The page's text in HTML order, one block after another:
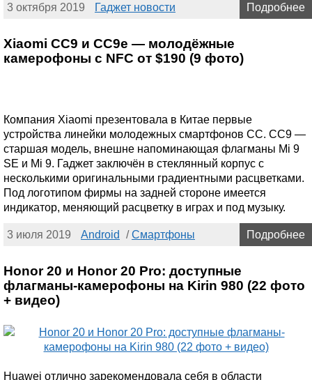
3 октября 2019 Гаджет новости Подробнее
Xiaomi CC9 и CC9e — молодёжные
камерофоны с NFC от $190 (9 фото)
Компания Xiaomi презентовала в Китае первые
устройства линейки молодежных смартфонов CC. CC9 —
старшая модель, внешне напоминающая флагманы Mi 9
SE и Mi 9. Гаджет заключён в стеклянный корпус с
несколькими оригинальными градиентными расцветками.
Под логотипом фирмы на задней стороне имеется
индикатор, меняющий расцветку в играх и под музыку.
3 июля 2019 Android /Смартфоны Подробнее
Honor 20 и Honor 20 Pro: доступные
флагманы-камерофоны на Kirin 980 (22 фото
+ видео)
Huawei отлично зарекомендовала себя в области